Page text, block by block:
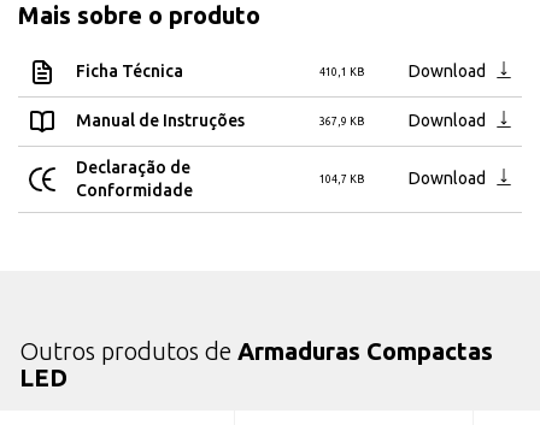
Mais sobre o produto
Ficha Técnica 410,1 KB Download
Manual de Instruções 367,9 KB Download
Declaração de
Conformidade
104,7 KB Download
Outros produtos de Armaduras Compactas
LED